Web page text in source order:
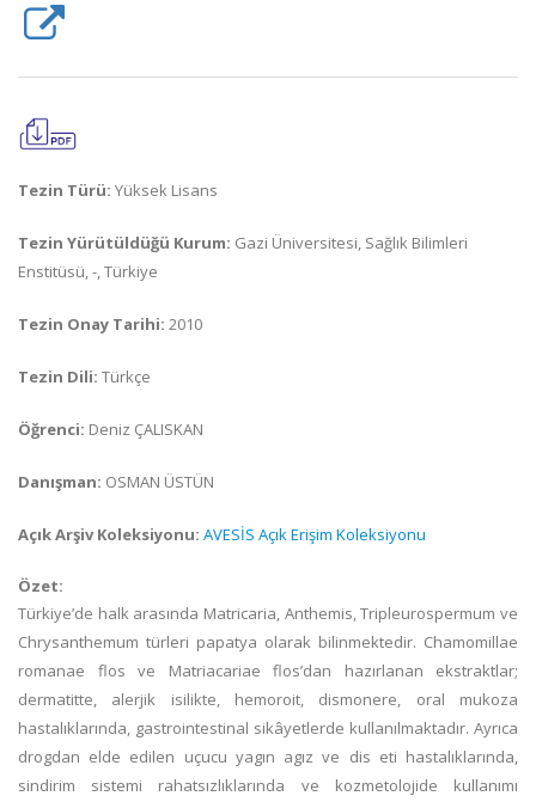
Tezin Türü: Yüksek Lisans
Tezin Yürütüldüğü Kurum: Gazi Üniversitesi, Sağlık Bilimleri
Enstitüsü, -, Türkiye
Tezin Onay Tarihi: 2010
Tezin Dili: Türkçe
Öğrenci: Deniz ÇALISKAN
Danışman: OSMAN ÜSTÜN
Açık Arşiv Koleksiyonu: AVESİS Açık Erişim Koleksiyonu
Özet:
Türkiye’de halk arasında Matricaria, Anthemis, Tripleurospermum ve
Chrysanthemum türleri papatya olarak bilinmektedir. Chamomillae
romanae flos ve Matriacariae flos’dan hazırlanan ekstraktlar;
dermatitte, alerjik isilikte, hemoroit, dismonere, oral mukoza
hastalıklarında, gastrointestinal sikâyetlerde kullanılmaktadır. Ayrıca
drogdan elde edilen uçucu yagın agız ve dis eti hastalıklarında,
sindirim sistemi rahatsızlıklarında ve kozmetolojide kullanımı